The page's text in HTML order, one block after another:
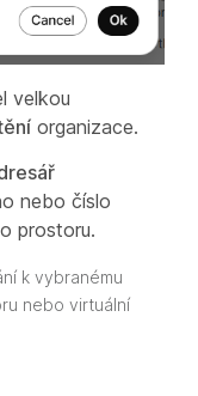
velkou
organizace.
nebo číslo
prostoru.
k vybranému
nebo virtuální